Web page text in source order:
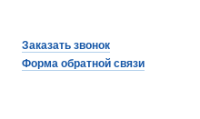
Заказать звонок
Форма обратной связи